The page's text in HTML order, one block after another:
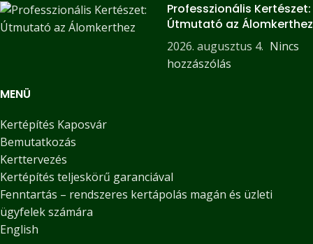
Professzionális Kertészet:
Útmutató az Álomkerthez
2026. augusztus 4. Nincs
hozzászólás
MENÜ
Kertépítés Kaposvár
Bemutatkozás
Kerttervezés
Kertépítés teljeskörű garanciával
Fenntartás – rendszeres kertápolás magán és üzleti
ügyfelek számára
English